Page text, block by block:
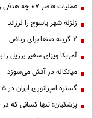
عملیات «نصر ۷» چه هدفی را دنبال می‌کرد؟
زلزله شهر یاسوج را لرزاند
۲ گزینه صنعا برای ریاض
آمریکا ویزای سفیر برزیل را
میانکاله در آتش می‌سوزد
گستره امپراتوری ایران در ۵ قرن پیش از میلاد؛ تصویری از ایران ۲۵ قرن پیش
پزشکیان: تنها کسانی که در